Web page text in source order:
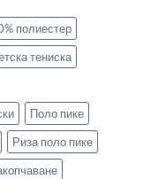
полиестер
тениска
Поло пике
Риза поло пике